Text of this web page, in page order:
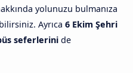
yolunuzu bulmanıza
Ayrıca 6 Ekim Şehri
seferlerini de